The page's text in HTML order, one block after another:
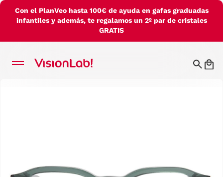
Con el PlanVeo hasta 100€ de ayuda en gafas graduadas
infantiles y además, te regalamos un 2º par de cristales
GRATIS